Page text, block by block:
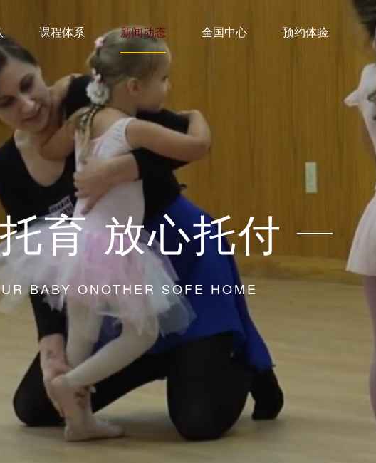
课程体系 新闻动态 全国中心 预约体验
育 放心托付
BABY ONOTHER SOFE HOME